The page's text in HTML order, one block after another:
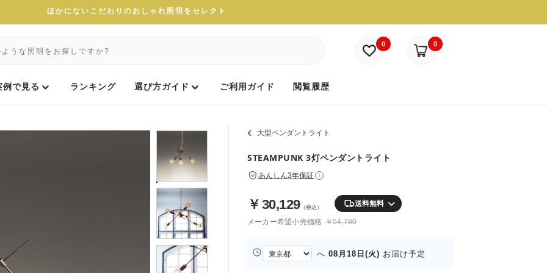
ほかにないこだわりのおしゃれ照明をセレクト
0 0
例で見る ランキング 選び方ガイド ご利用ガイド 閲覧履歴
大型ペンダントライト
STEAMPUNK 3灯ペンダントライト
あんしん3年保証 i
￥ 30,129（税込） 送料無料
メーカー希望小売価格 ￥54,780
お
届
へ 08月18日(火) お届け予定